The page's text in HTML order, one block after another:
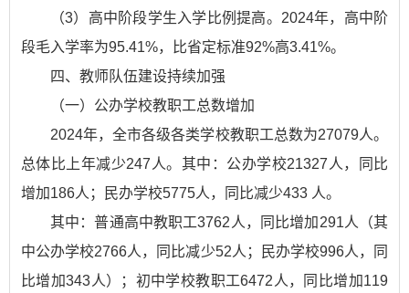
（3）高中阶段学生入学比例提高。2024年，高中阶
段毛入学率为95.41%，比省定标准92%高3.41%。
四、教师队伍建设持续加强
（一）公办学校教职工总数增加
2024年，全市各级各类学校教职工总数为27079人。
总体比上年减少247人。其中：公办学校21327人，同比
增加186人；民办学校5775人，同比减少433 人。
其中：普通高中教职工3762人，同比增加291人（其
中公办学校2766人，同比减少52人；民办学校996人，同
比增加343人）；初中学校教职工6472人，同比增加119